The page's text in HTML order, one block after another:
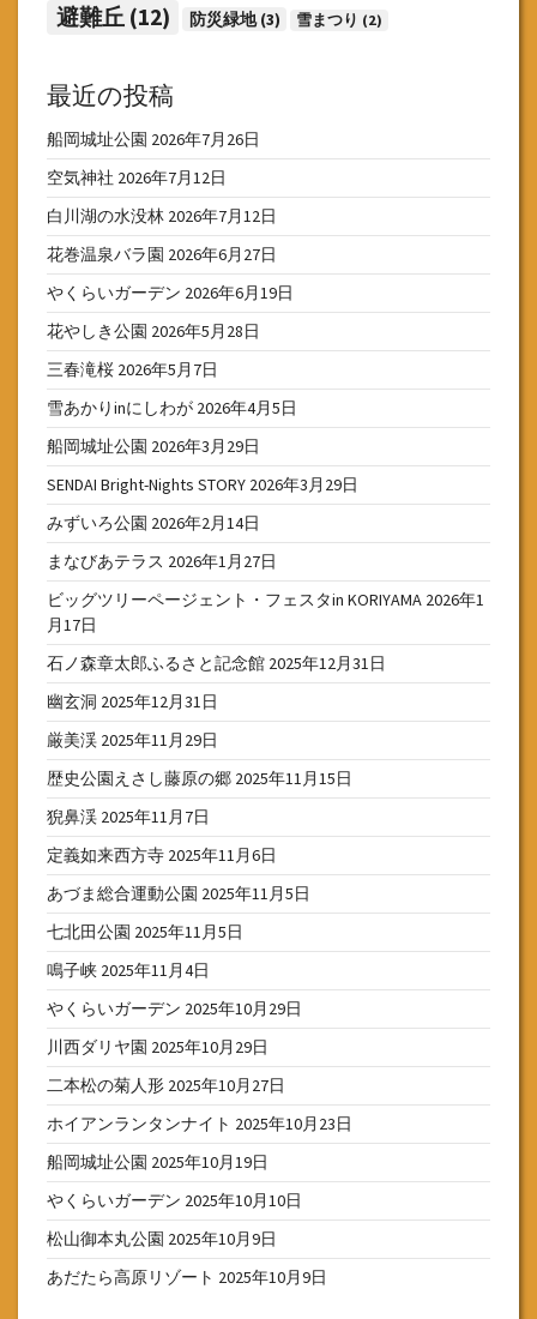
避難丘(12) 防災緑地(3) 雪まつり (2)
最近の投稿
船岡城址公園 2026年7月26日
空気神社 2026年7月12日
白川湖の水没林 2026年7月12日
花巻温泉バラ園 2026年6月27日
やくらいガーデン 2026年6月19日
花やしき公園 2026年5月28日
三春滝桜 2026年5月7日
雪あかりinにしわが 2026年4月5日
船岡城址公園 2026年3月29日
SENDAI Bright-Nights STORY 2026年3月29日
みずいろ公園 2026年2月14日
まなびあテラス 2026年1月27日
ビッグツリーページェント・フェスタin KORIYAMA 2026年1
月17日
石ノ森章太郎ふるさと記念館 2025年12月31日
幽玄洞 2025年12月31日
厳美渓 2025年11月29日
歴史公園えさし藤原の郷 2025年11月15日
猊鼻渓 2025年11月7日
定義如来西方寺 2025年11月6日
あづま総合運動公園 2025年11月5日
七北田公園 2025年11月5日
鳴子峡 2025年11月4日
やくらいガーデン 2025年10月29日
川西ダリヤ園 2025年10月29日
二本松の菊人形 2025年10月27日
ホイアンランタンナイト 2025年10月23日
船岡城址公園 2025年10月19日
やくらいガーデン 2025年10月10日
松山御本丸公園 2025年10月9日
あだたら高原リゾート 2025年10月9日